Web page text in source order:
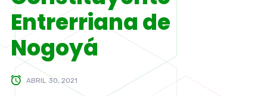
Entrerriana de
Nogoyá
ABRIL 30, 2021